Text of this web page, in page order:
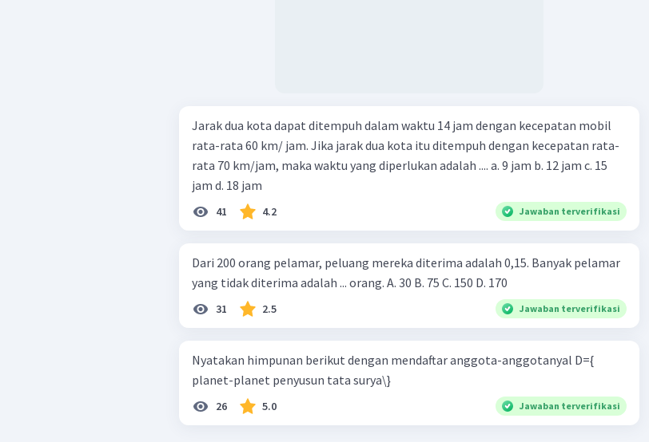
Jarak dua kota dapat ditempuh dalam waktu 14 jam dengan kecepatan mobil
rata-rata 60 km/ jam. Jika jarak dua kota itu ditempuh dengan kecepatan rata-
rata 70 km/jam, maka waktu yang diperlukan adalah .... a. 9 jam b. 12 jam c. 15
jam d. 18 jam
41 4.2 Jawaban terverifikasi
Dari 200 orang pelamar, peluang mereka diterima adalah 0,15. Banyak pelamar
yang tidak diterima adalah ... orang. A. 30 B. 75 C. 150 D. 170
31 2.5 Jawaban terverifikasi
Nyatakan himpunan berikut dengan mendaftar anggota-anggotanyal D={
planet-planet penyusun tata surya\}
26 5.0 Jawaban terverifikasi